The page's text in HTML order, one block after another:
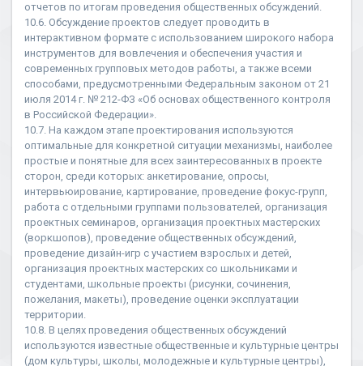
отчетов по итогам проведения общественных обсуждений.
10.6. Обсуждение проектов следует проводить в
интерактивном формате с использованием широкого набора
инструментов для вовлечения и обеспечения участия и
современных групповых методов работы, а также всеми
способами, предусмотренными Федеральным законом от 21
июля 2014 г. № 212-ФЗ «Об основах общественного контроля
в Российской Федерации».
10.7. На каждом этапе проектирования используются
оптимальные для конкретной ситуации механизмы, наиболее
простые и понятные для всех заинтересованных в проекте
сторон, среди которых: анкетирование, опросы,
интервьюирование, картирование, проведение фокус-групп,
работа с отдельными группами пользователей, организация
проектных семинаров, организация проектных мастерских
(воркшопов), проведение общественных обсуждений,
проведение дизайн-игр с участием взрослых и детей,
организация проектных мастерских со школьниками и
студентами, школьные проекты (рисунки, сочинения,
пожелания, макеты), проведение оценки эксплуатации
территории.
10.8. В целях проведения общественных обсуждений
используются известные общественные и культурные центры
(дом культуры, школы, молодежные и культурные центры),